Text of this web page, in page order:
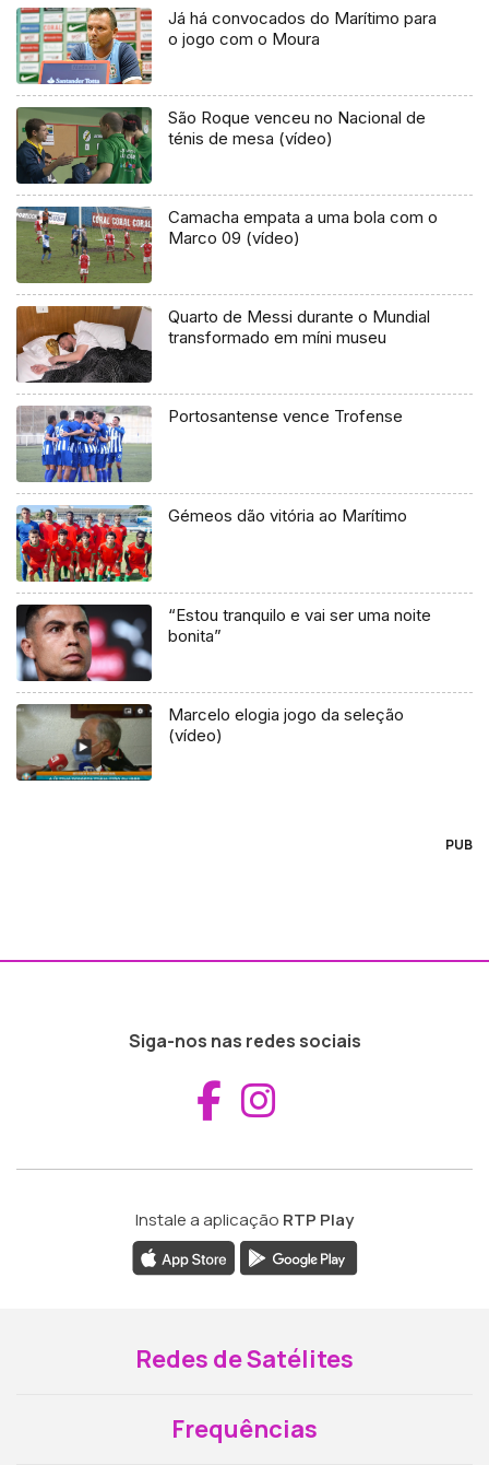
Já há convocados do Marítimo para
o jogo com o Moura
São Roque venceu no Nacional de
ténis de mesa (vídeo)
Camacha empata a uma bola com o
Marco 09 (vídeo)
Quarto de Messi durante o Mundial
transformado em míni museu
Portosantense vence Trofense
Gémeos dão vitória ao Marítimo
“Estou tranquilo e vai ser uma noite
bonita”
Marcelo elogia jogo da seleção
(vídeo)
PUB
Siga-nos nas redes sociais
Aceder ao
Instale a aplicação RTP Play
Redes de Satélites
Frequências